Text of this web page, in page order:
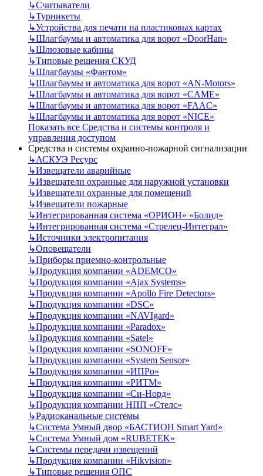
↳Считыватели
↳Турникеты
↳Устройства для печати на пластиковых картах
↳Шлагбаумы и автоматика для ворот «DoorHan»
↳Шлюзовые кабины
↳Типовые решения СКУД
↳Шлагбаумы «Фантом»
↳Шлагбаумы и автоматика для ворот «AN-Motors»
↳Шлагбаумы и автоматика для ворот «CAME»
↳Шлагбаумы и автоматика для ворот «FAAC»
↳Шлагбаумы и автоматика для ворот «NICE»
Показать все Средства и системы контроля и
управления доступом
Средства и системы охранно-пожарной сигнализации
↳АСКУЭ Ресурс
↳Извещатели аварийные
↳Извещатели охранные для наружной установки
↳Извещатели охранные для помещений
↳Извещатели пожарные
↳Интегрированная система «ОРИОН» «Болид»
↳Интегрированная система «Стрелец-Интеграл»
↳Источники электропитания
↳Оповещатели
↳Приборы приемно-контрольные
↳Продукция компании «ADEMCO»
↳Продукция компании «Ajax Systems»
↳Продукция компании «Apollo Fire Detectors»
↳Продукция компании «DSC»
↳Продукция компании «NAVIgard»
↳Продукция компании «Paradox»
↳Продукция компании «Satel»
↳Продукция компании «SONOFF»
↳Продукция компании «System Sensor»
↳Продукция компании «ИПРо»
↳Продукция компании «РИТМ»
↳Продукция компании «Си-Норд»
↳Продукция компании НПП «Стелс»
↳Радиоканальные системы
↳Система Умный двор «БАСТИОН Smart Yard»
↳Система Умный дом «RUBETEK»
↳Системы передачи извещений
↳Продукция компании «Hikvision»
↳Типовые решения ОПС